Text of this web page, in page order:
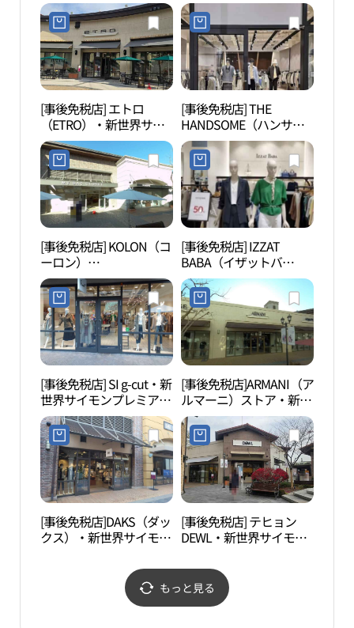
[事後免税店] エトロ
（ETRO）・新世界サイ
モンプレミアムアウトレ
ットプサン（釜山）店
(에트로 신세계사이먼프
리미엄아울렛 부산점)
[事後免税店] THE
HANDSOME（ハンサ
ム）SYSTEM（システ
ム）オム・新世界サイモ
ンプレミアムアウトレッ
トプサン（釜山）店(시
스템옴므 신세계사이먼
프리미엄아울렛 부산점)
[事後免税店] KOLON（コ
ーロン）
COURONNE（クロン
ヌ）・新世界サイモンプ
レミアムアウトレットプ
サン（釜山）店(쿠론 신
세계사이먼프리미엄아울
렛 부산점)
[事後免税店] IZZAT
BABA（イザットバ
バ）・新世界サイモンプ
レミアムアウトレットプ
サン（釜山）店(아이잗
바바 신세계사이먼프리
미엄아울렛 부산점)
[事後免税店] SI g-cut・新
世界サイモンプレミアム
アウトレットプサン（釜
山）店(지컷 신세계사이
먼프리미엄아울렛 부산
점)
[事後免税店]ARMANI（ア
ルマーニ）ストア・新世
界サイモンプレミアムア
ウトレットプサン（釜
山）店(아르마니 스토어
신세계사이먼프리미엄아
울렛 부산점)
[事後免税店]DAKS（ダッ
クス）・新世界サイモン
プサン（釜山）店(닥스
신세계사이먼프리미엄아
[事後免税店] テヒョン
DEWL・新世界サイモン
プサン（釜山）店(듀엘
신세계사이먼프리미엄아
울렛 부산점)
もっと見る